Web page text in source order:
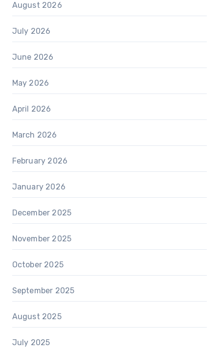
August 2026
July 2026
June 2026
May 2026
April 2026
March 2026
February 2026
January 2026
December 2025
November 2025
October 2025
September 2025
August 2025
July 2025